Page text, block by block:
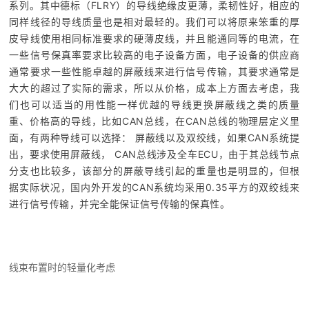
系列。其中德标（FLRY）的导线绝缘皮更薄，柔韧性好，相应的
同样线径的导线质量也是相对最轻的。我们可以将原来笨重的厚
皮导线使用相同标准要求的硬薄皮线，并且能通同等的电流，在
一些信号保真率要求比较高的电子设备方面，电子设备的供应商
通常要求一些性能卓越的屏蔽线来进行信号传输，其要求通常是
大大的超过了实际的需求，所以从价格，成本上方面去考虑，我
们也可以适当的用性能一样优越的导线更换屏蔽线之类的质量
重、价格高的导线，比如CAN总线，在CAN总线的物理层定义里
面，有两种导线可以选择： 屏蔽线以及双绞线，如果CAN系统提
出，要求使用屏蔽线， CAN总线涉及全车ECU，由于其总线节点
分支也比较多，该部分的屏蔽导线引起的重量也是明显的，但根
据实际状况，国内外开发的CAN系统均采用0.35平方的双绞线来
进行信号传输，并完全能保证信号传输的保真性。
线束布置时的轻量化考虑